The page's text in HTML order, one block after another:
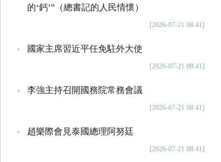
的‘鈣’”（總書記的人民情懷）
[2026-07-21 08:41]
國家主席習近平任免駐外大使
[2026-07-21 08:41]
李強主持召開國務院常務會議
[2026-07-21 08:41]
趙樂際會見泰國總理阿努廷
[2026-07-21 08:41]